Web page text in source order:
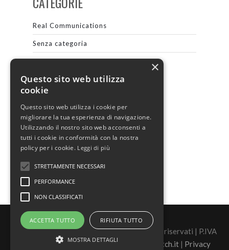
Real Communications
Senza categoria
META
Accedi
Feed dei contenuti
Feed dei commenti
WordPress.org
©2026 Real Security s.r.l. - tutti i diritti sono riservati | P.IVA
02446880060 |Sito Realizzato da Sasquatch.it | Privacy
×
Questo sito web utilizza
cookie
Questo sito web utilizza i cookie per
migliorare la tua esperienza di navigazione.
Utilizzando il nostro sito web acconsenti a
tutti i cookie in conformità con la nostra
policy per i cookie. Leggi di più
STRETTAMENTE NECESSARI
PERFORMANCE
NON CLASSIFICATI
ACCETTA TUTTO RIFIUTA TUTTO
MOSTRA DETTAGLI